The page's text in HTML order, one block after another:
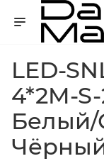
LED-
4*2M-